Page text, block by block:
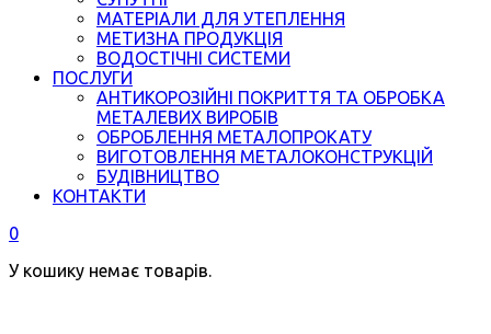
МАТЕРІАЛИ ДЛЯ УТЕПЛЕННЯ
МЕТИЗНА ПРОДУКЦІЯ
ВОДОСТІЧНІ СИСТЕМИ
ПОСЛУГИ
АНТИКОРОЗІЙНІ ПОКРИТТЯ ТА ОБРОБКА
МЕТАЛЕВИХ ВИРОБІВ
ОБРОБЛЕННЯ МЕТАЛОПРОКАТУ
ВИГОТОВЛЕННЯ МЕТАЛОКОНСТРУКЦІЙ
БУДІВНИЦТВО
КОНТАКТИ
0
У кошику немає товарів.